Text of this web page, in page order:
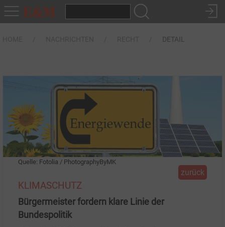
DETAIL
Quelle: Fotolia / PhotographyByMK
zurück
KLIMASCHUTZ
Bürgermeister fordern klare Linie der
Bundespolitik